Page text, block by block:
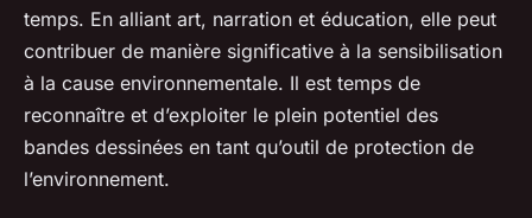
temps. En alliant art, narration et éducation, elle peut
contribuer de manière significative à la sensibilisation
à la cause environnementale. Il est temps de
reconnaître et d’exploiter le plein potentiel des
bandes dessinées en tant qu’outil de protection de
l’environnement.